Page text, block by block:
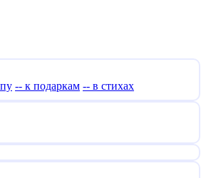
-- к подаркам -- в стихах